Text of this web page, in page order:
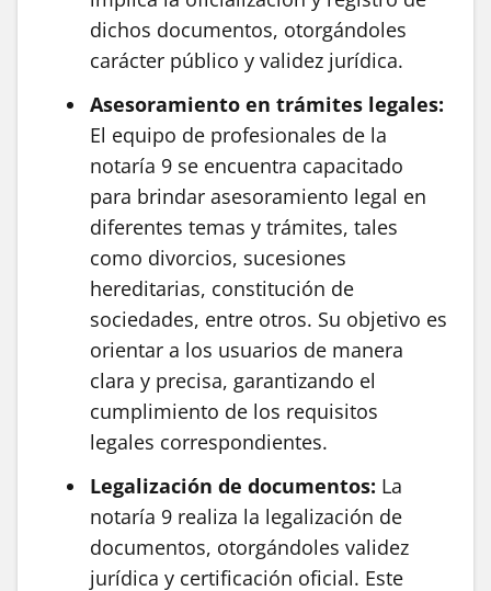
dichos documentos, otorgándoles
carácter público y validez jurídica.
Asesoramiento en trámites legales:
El equipo de profesionales de la
notaría 9 se encuentra capacitado
para brindar asesoramiento legal en
diferentes temas y trámites, tales
como divorcios, sucesiones
hereditarias, constitución de
sociedades, entre otros. Su objetivo es
orientar a los usuarios de manera
clara y precisa, garantizando el
cumplimiento de los requisitos
legales correspondientes.
Legalización de documentos: La
notaría 9 realiza la legalización de
documentos, otorgándoles validez
jurídica y certificación oficial. Este